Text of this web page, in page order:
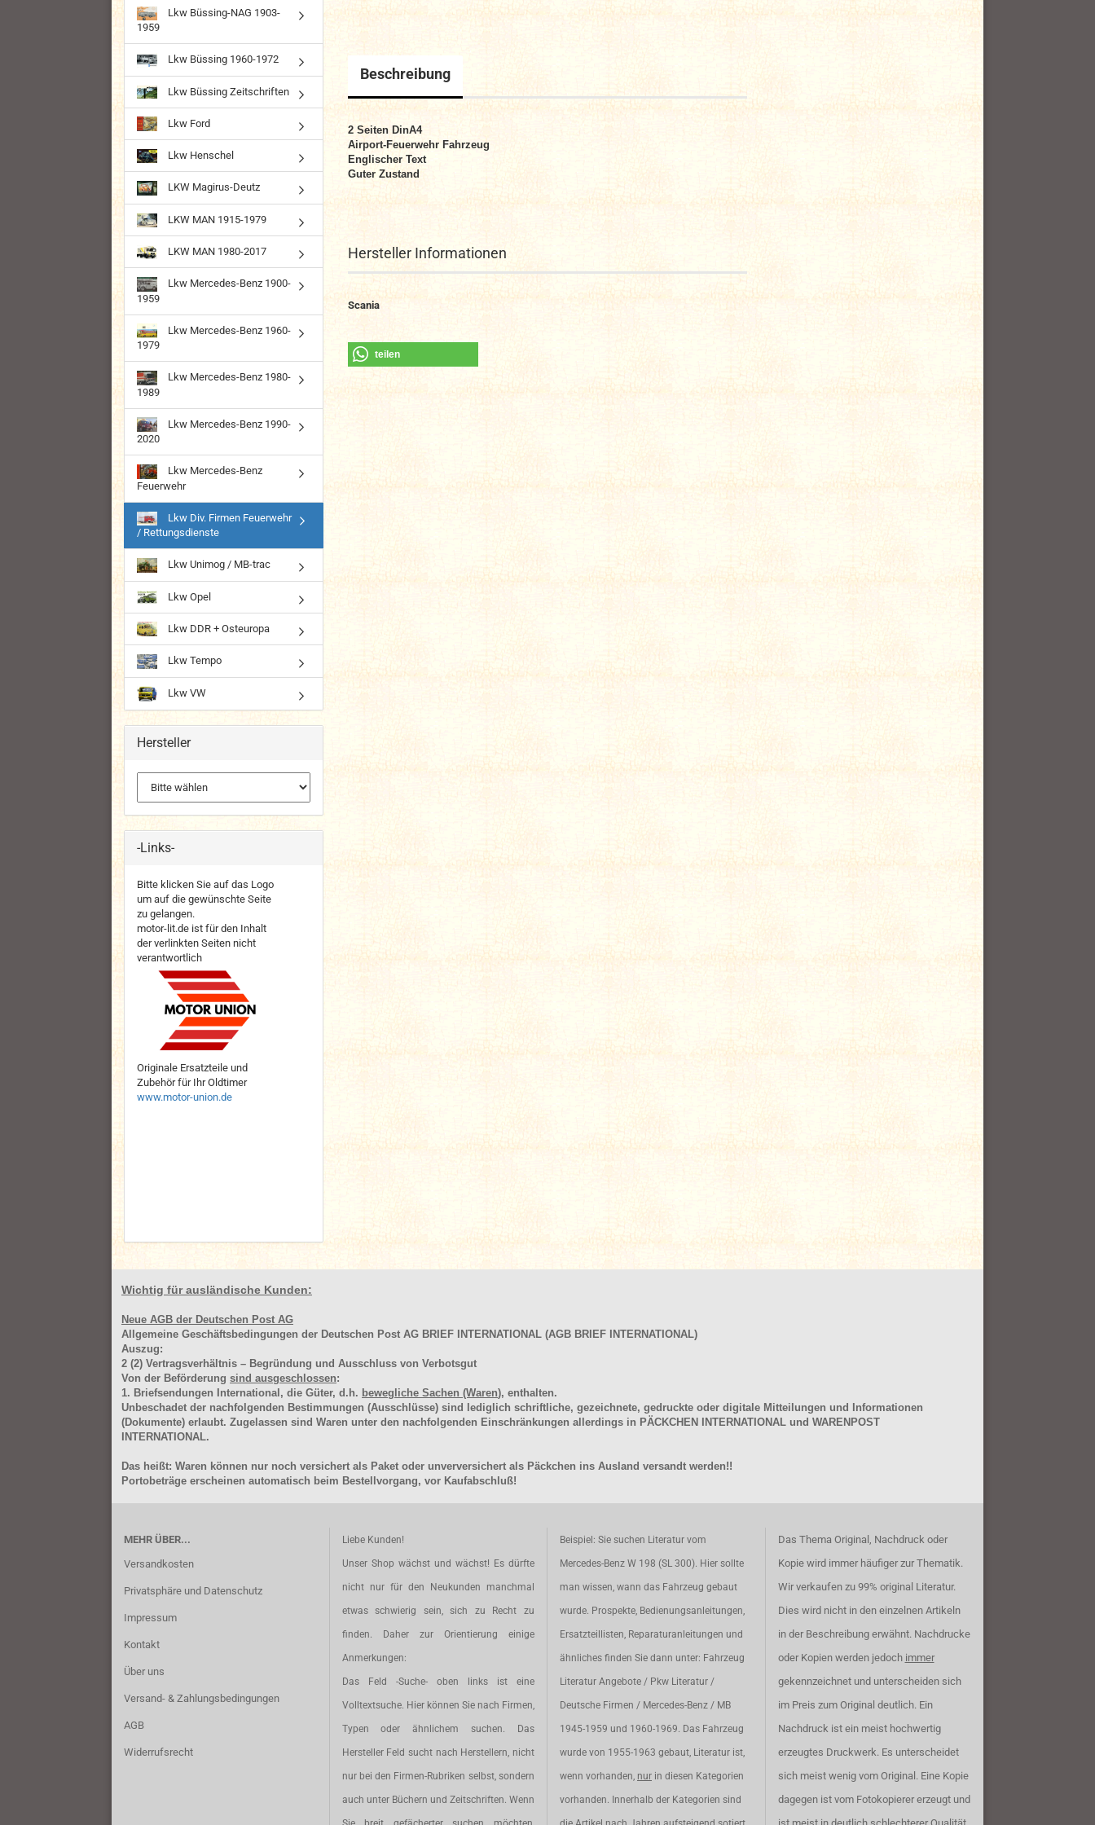
Beschreibung
2 Seiten DinA4
Airport-Feuerwehr Fahrzeug
Englischer Text
Guter Zustand
Hersteller Informationen
Scania
teilen
Lkw Büssing-NAG 1903-
1959
Lkw Büssing 1960-1972
Lkw Büssing Zeitschriften
Lkw Ford
Lkw Henschel
LKW Magirus-Deutz
LKW MAN 1915-1979
LKW MAN 1980-2017
Lkw Mercedes-Benz 1900-
1959
Lkw Mercedes-Benz 1960-
1979
Lkw Mercedes-Benz 1980-
1989
Lkw Mercedes-Benz 1990-
2020
Lkw Mercedes-Benz
Feuerwehr
Lkw Div. Firmen Feuerwehr
/ Rettungsdienste
Lkw Unimog / MB-trac
Lkw Opel
Lkw DDR + Osteuropa
Lkw Tempo
Lkw VW
Hersteller
-Links-
Bitte klicken Sie auf das Logo
um auf die gewünschte Seite
zu gelangen.
motor-lit.de ist für den Inhalt
der verlinkten Seiten nicht
verantwortlich
Originale Ersatzteile und
Zubehör für Ihr Oldtimer
www.motor-union.de
Wichtig für ausländische Kunden:
Neue AGB der Deutschen Post AG
Allgemeine Geschäftsbedingungen der Deutschen Post AG BRIEF INTERNATIONAL (AGB BRIEF INTERNATIONAL)
Auszug:
2 (2) Vertragsverhältnis – Begründung und Ausschluss von Verbotsgut
Von der Beförderung sind ausgeschlossen:
1. Briefsendungen International, die Güter, d.h. bewegliche Sachen (Waren), enthalten.
Unbeschadet der nachfolgenden Bestimmungen (Ausschlüsse) sind lediglich schriftliche, gezeichnete, gedruckte oder digitale Mitteilungen und Informationen
(Dokumente) erlaubt. Zugelassen sind Waren unter den nachfolgenden Einschränkungen allerdings in PÄCKCHEN INTERNATIONAL und WARENPOST
INTERNATIONAL.
Das heißt: Waren können nur noch versichert als Paket oder unverversichert als Päckchen ins Ausland versandt werden!!
Portobeträge erscheinen automatisch beim Bestellvorgang, vor Kaufabschluß!
MEHR ÜBER...
Versandkosten
Privatsphäre und Datenschutz
Impressum
Kontakt
Über uns
Versand- & Zahlungsbedingungen
AGB
Widerrufsrecht
Liebe Kunden!
Unser Shop wächst und wächst! Es dürfte
nicht nur für den Neukunden manchmal
etwas schwierig sein, sich zu Recht zu
finden. Daher zur Orientierung einige
Anmerkungen:
Das Feld -Suche- oben links ist eine
Volltextsuche. Hier können Sie nach Firmen,
Typen oder ähnlichem suchen. Das
Hersteller Feld sucht nach Herstellern, nicht
nur bei den Firmen-Rubriken selbst, sondern
auch unter Büchern und Zeitschriften. Wenn
Beispiel: Sie suchen Literatur vom
Mercedes-Benz W 198 (SL 300). Hier sollte
man wissen, wann das Fahrzeug gebaut
wurde. Prospekte, Bedienungsanleitungen,
Ersatzteillisten, Reparaturanleitungen und
ähnliches finden Sie dann unter: Fahrzeug
Literatur Angebote / Pkw Literatur /
Deutsche Firmen / Mercedes-Benz / MB
1945-1959 und 1960-1969. Das Fahrzeug
wurde von 1955-1963 gebaut, Literatur ist,
wenn vorhanden, nur in diesen Kategorien
vorhanden. Innerhalb der Kategorien sind
Das Thema Original, Nachdruck oder
Kopie wird immer häufiger zur Thematik.
Wir verkaufen zu 99% original Literatur.
Dies wird nicht in den einzelnen Artikeln
in der Beschreibung erwähnt. Nachdrucke
oder Kopien werden jedoch immer
gekennzeichnet und unterscheiden sich
im Preis zum Original deutlich. Ein
Nachdruck ist ein meist hochwertig
erzeugtes Druckwerk. Es unterscheidet
sich meist wenig vom Original. Eine Kopie
dagegen ist vom Fotokopierer erzeugt und